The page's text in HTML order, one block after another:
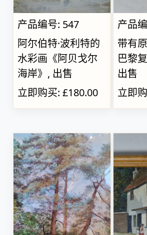
产品编号: 547
阿尔伯特·波利特的
水彩画《阿贝戈尔
海岸》, 出售
立即购买: £180.00
产品
带有
巴黎
出售
立即